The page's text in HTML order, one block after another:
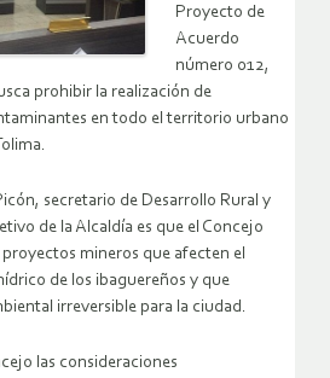
Proyecto de
Acuerdo
número 012,
prohibir la realización de
en todo el territorio urbano
secretario de Desarrollo Rural y
de la Alcaldía es que el Concejo
mineros que afecten el
de los ibaguereños y que
irreversible para la ciudad.
las consideraciones